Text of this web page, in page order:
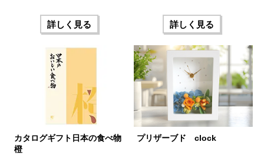
詳しく見る 詳しく見る
カタログギフト日本の食べ物
橙
プリザーブド clock